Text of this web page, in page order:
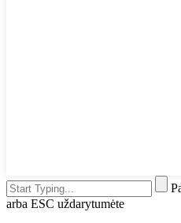
arba ESC uždarytumėte